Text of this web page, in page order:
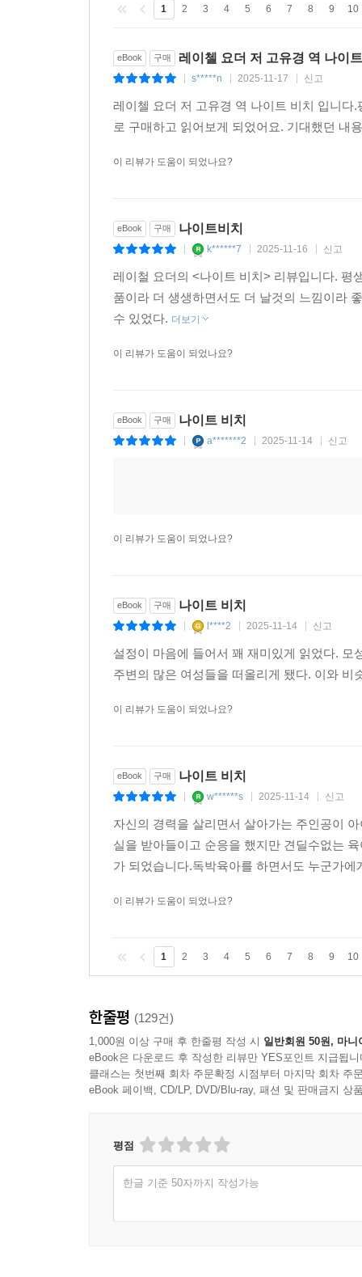
1 2 3 4 5 6 7 8 9 10
eBook 구매 레이첼 요더 저 고유경 역 나이
s*****n 2025-11-17 신고
레이첼 요더 저 고유경 역 나이트 비치 입니
로 구매하고 읽어보게 되었어요. 기대했던 내
이 리뷰가 도움이 되었나요?
eBook 구매 나이트비치
k******7 2025-11-16 신고
레이철 요더의 <나이트 비치> 리뷰입니다. 평
품이라 더 생생하면서도 더 날것의 느낌이라
수 있었다. 더보기
이 리뷰가 도움이 되었나요?
eBook 구매 나이트 비치
a*******2 2025-11-14 신고
이 리뷰가 도움이 되었나요?
eBook 구매 나이트 비치
l****2 2025-11-14 신고
설정이 마음에 들어서 꽤 재미있게 읽었다.
주변의 많은 여성들을 떠올리게 됐다. 이와
이 리뷰가 도움이 되었나요?
eBook 구매 나이트 비치
w******s 2025-11-14 신고
자신의 경력을 살리면서 살아가는 주인공이
실을 받아들이고 순응을 했지만 견딜수없는
가 되었습니다.독박육아를 하면서도 누군가
이 리뷰가 도움이 되었나요?
1 2 3 4 5 6 7 8 9 10
한줄평 (129건)
1,000원 이상 구매 후 한줄평 작성 시 일반회원 50원, 마니
eBook은 다운로드 후 작성한 리뷰만 YES포인트 지급됩니
클래스는 첫번째 회차 주문확정 시점부터 마지막 회차 주
eBook 페이백, CD/LP, DVD/Blu-ray, 패션 및 판매금지 상
평점
한글 기준 50자까지 작성가능